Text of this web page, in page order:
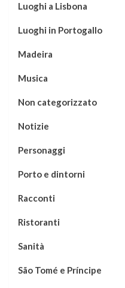
Luoghi a Lisbona
Luoghi in Portogallo
Madeira
Musica
Non categorizzato
Notizie
Personaggi
Porto e dintorni
Racconti
Ristoranti
Sanità
São Tomé e Príncipe